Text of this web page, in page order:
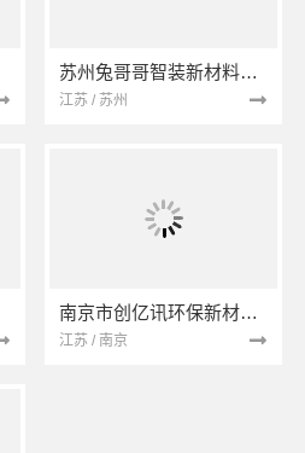
苏州兔哥哥智装新材料有限公司
江苏 / 苏州
南京市创亿讯环保新材料有限公司
江苏 / 南京